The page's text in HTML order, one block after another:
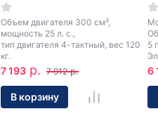
Объем двигателя 300 см³,
мощность 25 л. с.,
тип двигателя 4-тактный, вес 120
кг.
7 193 р. 7 912 р.
В корзину
5
6